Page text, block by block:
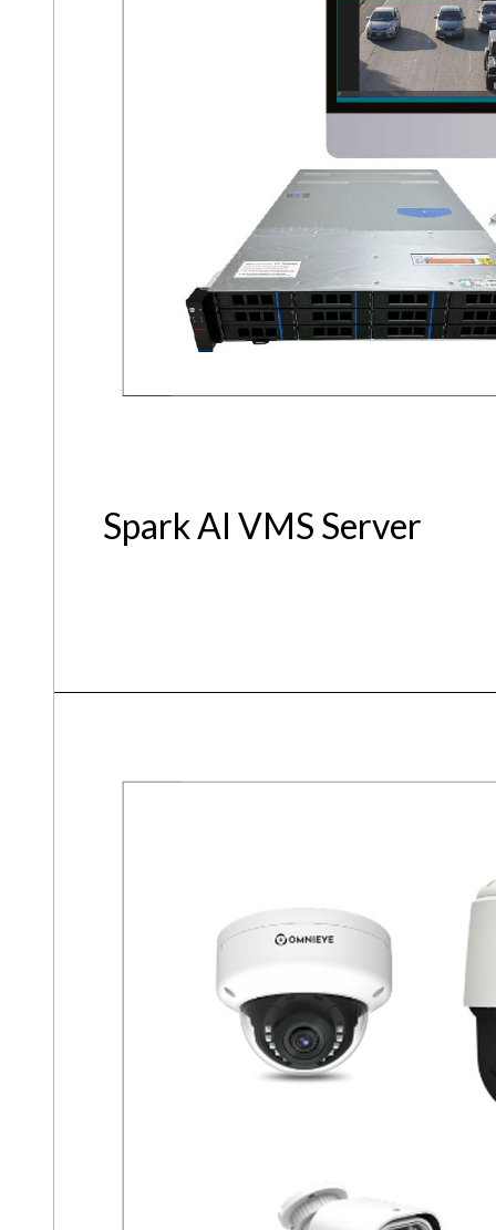
Spark AI VMS Server